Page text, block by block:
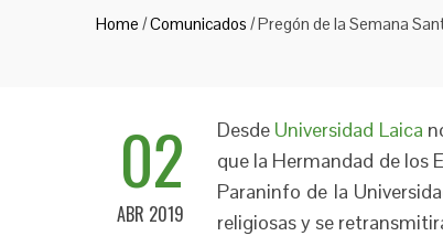
Home /Comunicados /Pregón de la Semana
02
ABR 2019
Desde Universidad Laica
que la Hermandad de los
Paraninfo de la
religiosas y se